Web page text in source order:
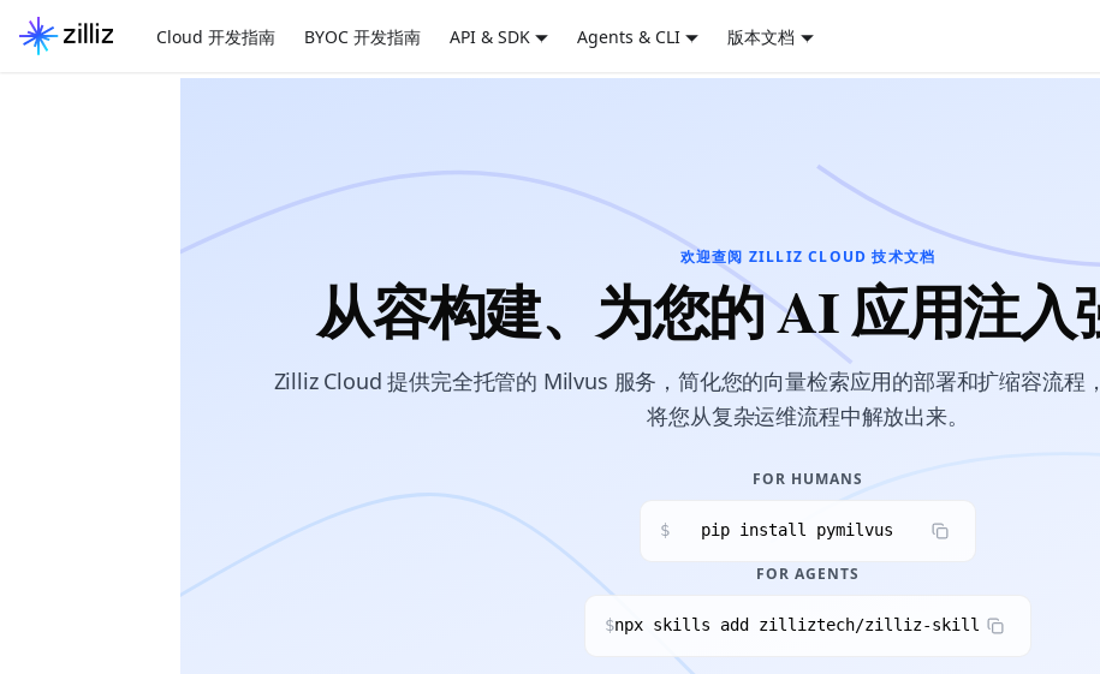
Cloud 开发指南 BYOC 开发指南 API & SDK Agents & CLI 版本文档
欢迎查阅 ZILLIZ CLOUD 技术文档
从容构建、为您的 AI 应用注入
Zilliz Cloud 提供完全托管的 Milvus 服务，简化您的向量检索应用的部署和扩缩容流程
将您从复杂运维流程中解放出来。
FOR HUMANS
$ pip install pymilvus
FOR AGENTS
$npx skills add zilliztech/zilliz-skill